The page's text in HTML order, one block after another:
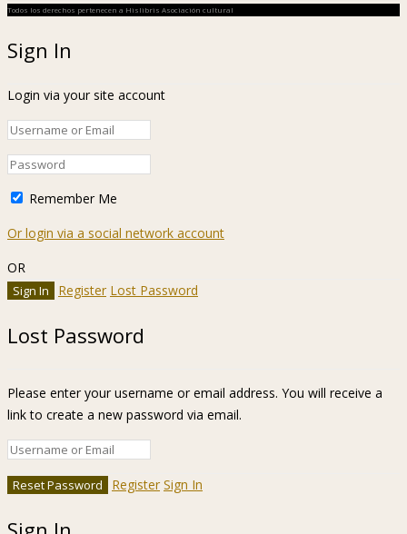
Todos los derechos pertenecen a Hislibris Asociación cultural
Sign In
Login via your site account
Remember Me
Or login via a social network account
OR
Register Lost Password
Lost Password
Please enter your username or email address. You will receive a
link to create a new password via email.
Register Sign In